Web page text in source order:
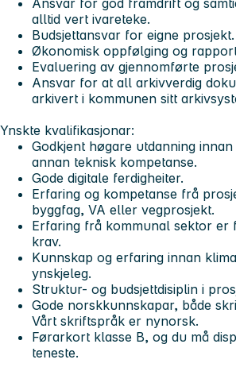
Ansvar for god framdrift og
alltid vert ivareteke.
Budsjettansvar for eigne prosjekt.
Økonomisk oppfølging og
Evaluering av gjennomførte
Ansvar for at all arkivverdig
arkivert i kommunen sitt
Ynskte kvalifikasjonar:
Godkjent høgare utdanning
annan teknisk kompetanse.
Gode digitale ferdigheiter.
Erfaring og kompetanse frå
byggfag, VA eller vegprosjekt.
Erfaring frå kommunal sektor er
krav.
Kunnskap og erfaring innan
ynskjeleg.
Struktur- og budsjettdisiplin i
Gode norskkunnskapar, både
Vårt skriftspråk er nynorsk.
Førarkort klasse B, og du må
teneste.